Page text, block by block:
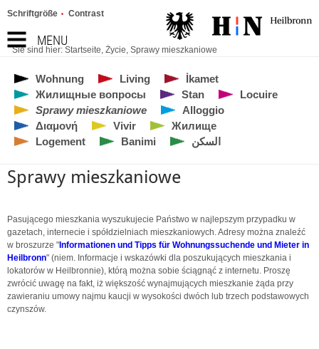
MENU
Schriftgröße Contrast
Sie sind hier: Startseite, Życie, Sprawy mieszkaniowe
Wohnung Living
İkamet
Жилищные вопросы
Stan
Locuire
Sprawy mieszkaniowe
Alloggio
Διαμονή
Vivir
Жилище
Logement
Banimi السكن
Sprawy mieszkaniowe
Pasującego mieszkania wyszukujecie Państwo w najlepszym przypadku w
gazetach, internecie i spółdzielniach mieszkaniowych. Adresy można znaleźć
w broszurze "Informationen und Tipps für Wohnungssuchende und Mieter in
Heilbronn" (niem. Informacje i wskazówki dla poszukujących mieszkania i
lokatorów w Heilbronnie), którą można sobie ściągnąć z internetu. Proszę
zwrócić uwagę na fakt, iż większość wynajmujących mieszkanie żąda przy
zawieraniu umowy najmu kaucji w wysokości dwóch lub trzech podstawowych
czynszów.